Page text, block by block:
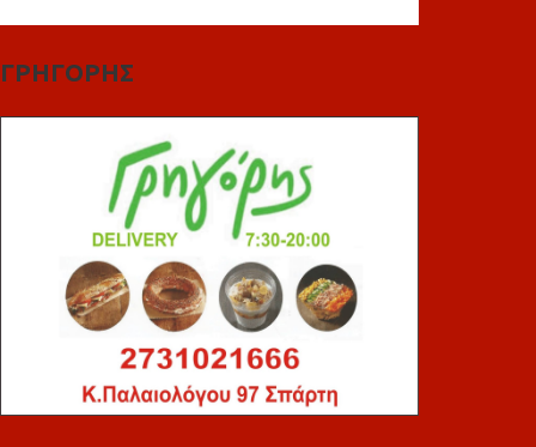
ΓΡΗΓΟΡΗΣ